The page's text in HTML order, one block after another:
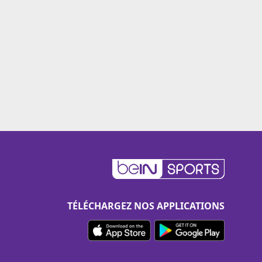
TÉLÉCHARGEZ NOS APPLICATIONS